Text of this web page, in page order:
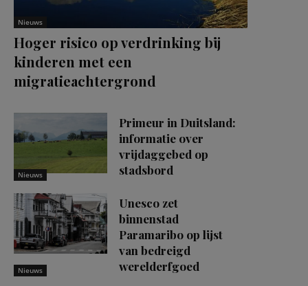
Nieuws
Hoger risico op verdrinking bij
kinderen met een
migratieachtergrond
Nieuws
Primeur in Duitsland:
informatie over
vrijdaggebed op
stadsbord
Nieuws
Unesco zet
binnenstad
Paramaribo op lijst
van bedreigd
werelderfgoed